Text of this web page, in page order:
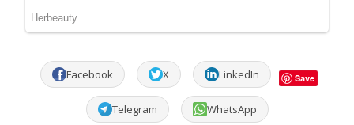
Facebook X LinkedIn Save
Telegram WhatsApp